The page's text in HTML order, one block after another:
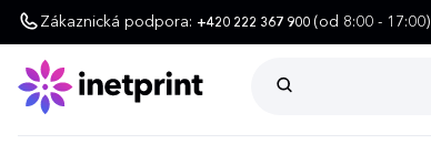
Zákaznická podpora: +420 222 367 900 (od 8:00 - 17:00)